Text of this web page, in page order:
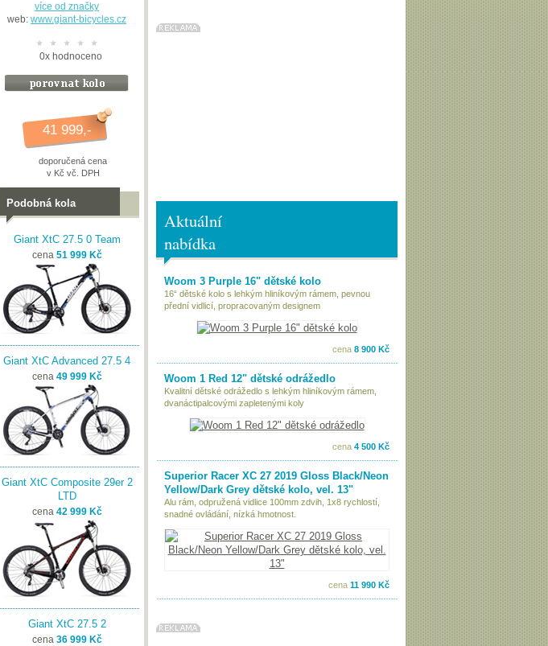
více od značky
web: www.giant-bicycles.cz
0xhodnoceno
41 999,-
doporučená cena
v Kč vč. DPH
Podobná kola
Giant XtC 27.5 0 Team
cena 51 999 Kč
Giant XtC Advanced 27.5 4
cena 49 999 Kč
Giant XtC Composite 29er 2
LTD
cena 42 999 Kč
Giant XtC 27.5 2
cena 36 999 Kč
Aktuální
nabídka
Woom 3 Purple 16" dětské kolo
16“ dětské kolo s lehkým hliníkovým rámem, pevnou
přední vidlicí, propracovaným designem
cena 8 900 Kč
Woom 1 Red 12" dětské odrážedlo
Kvalitní dětské odrážedlo s lehkým hliníkovým rámem,
dvanáctipalcovými zapletenými koly
cena 4 500 Kč
Superior Racer XC 27 2019 Gloss Black/Neon
Yellow/Dark Grey dětské kolo, vel. 13"
Alu rám, odpružená vidlice 100mm zdvih, 1x8 rychlostí,
snadné ovládání, nízká hmotnost.
cena 11 990 Kč